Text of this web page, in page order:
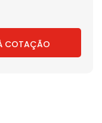
COTAÇÃO